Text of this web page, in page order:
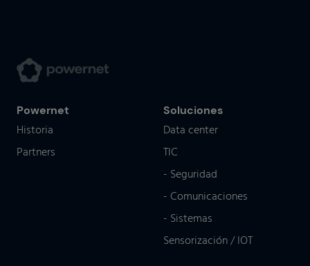
Powernet
Historia
Partners
Soluciones
Data center
TIC
- Seguridad
- Comunicaciones
- Sistemas
Sensorización / IOT